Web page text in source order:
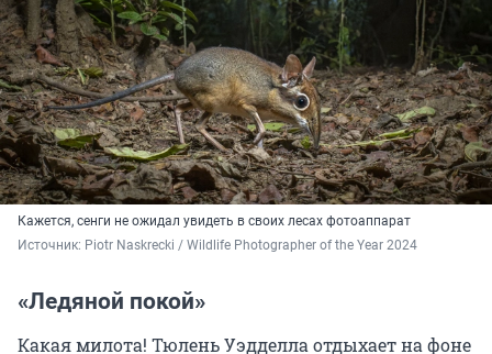
Кажется, сенги не ожидал увидеть в своих лесах фотоаппарат
Источник: Piotr Naskrecki / Wildlife Photographer of the Year 2024
«Ледяной покой»
Какая милота! Тюлень Уэдделла отдыхает на фоне